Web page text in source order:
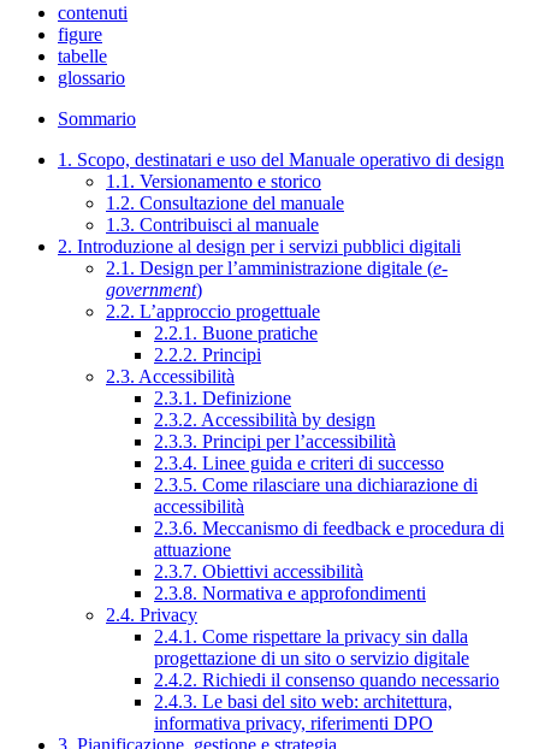
contenuti
figure
tabelle
glossario
Sommario
1. Scopo, destinatari e uso del Manuale operativo di design
1.1. Versionamento e storico
1.2. Consultazione del manuale
1.3. Contribuisci al manuale
2. Introduzione al design per i servizi pubblici digitali
2.1. Design per l’amministrazione digitale (e-
government)
2.2. L’approccio progettuale
2.2.1. Buone pratiche
2.2.2. Principi
2.3. Accessibilità
2.3.1. Definizione
2.3.2. Accessibilità by design
2.3.3. Principi per l’accessibilità
2.3.4. Linee guida e criteri di successo
2.3.5. Come rilasciare una dichiarazione di
accessibilità
2.3.6. Meccanismo di feedback e procedura di
attuazione
2.3.7. Obiettivi accessibilità
2.3.8. Normativa e approfondimenti
2.4. Privacy
2.4.1. Come rispettare la privacy sin dalla
progettazione di un sito o servizio digitale
2.4.2. Richiedi il consenso quando necessario
2.4.3. Le basi del sito web: architettura,
informativa privacy, riferimenti DPO
3. Pianificazione, gestione e strategia